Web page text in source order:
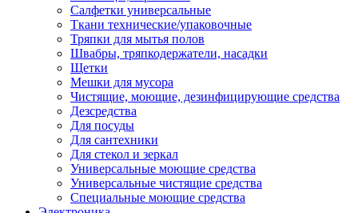
Салфетки универсальные
Ткани технические/упаковочные
Тряпки для мытья полов
Швабры, тряпкодержатели, насадки
Щетки
Мешки для мусора
Чистящие, моющие, дезинфицирующие средства
Дезсредства
Для посуды
Для сантехники
Для стекол и зеркал
Универсальные моющие средства
Универсальные чистящие средства
Специальные моющие средства